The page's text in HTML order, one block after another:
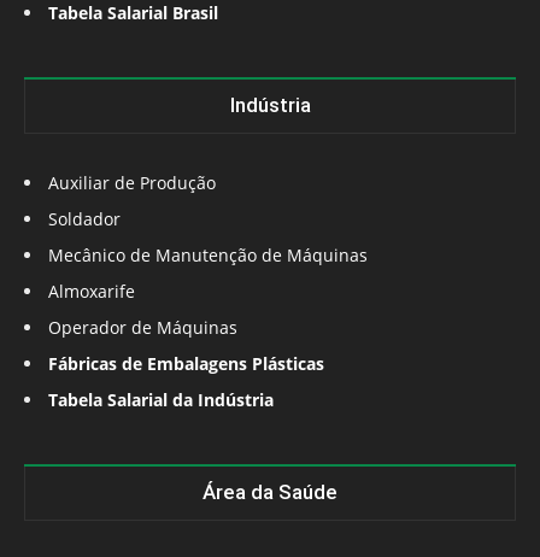
Tabela Salarial Brasil
Indústria
Auxiliar de Produção
Soldador
Mecânico de Manutenção de Máquinas
Almoxarife
Operador de Máquinas
Fábricas de Embalagens Plásticas
Tabela Salarial da Indústria
Área da Saúde